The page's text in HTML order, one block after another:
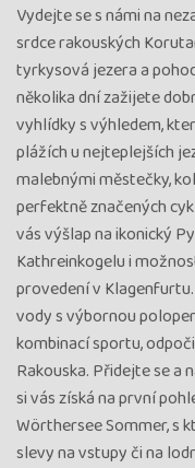
Vydejte se s námi na
srdce rakouských
tyrkysová jezera a
několika dní zažijete
vyhlídky s výhledem,
plážích u nejteplejších
malebnými městečky,
perfektně značených
vás výšlap na ikonický
Kathreinkogelu i
provedení v
vody s výbornou
kombinací sportu,
Rakouska. Přidejte se a
si vás získá na první
Wörthersee Sommer, s
slevy na vstupy či na